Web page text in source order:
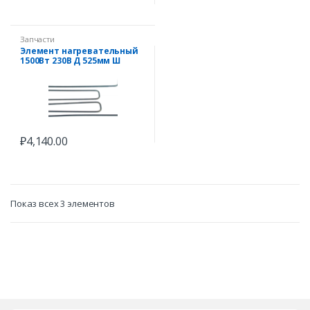
Запчасти
Элемент нагревательный
1500Вт 230В Д 525мм Ш
₽4,140.00
Показ всех 3 элементов